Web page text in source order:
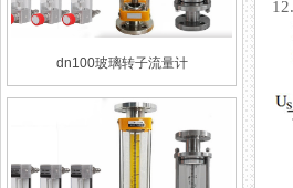
dn100玻璃转子流量计